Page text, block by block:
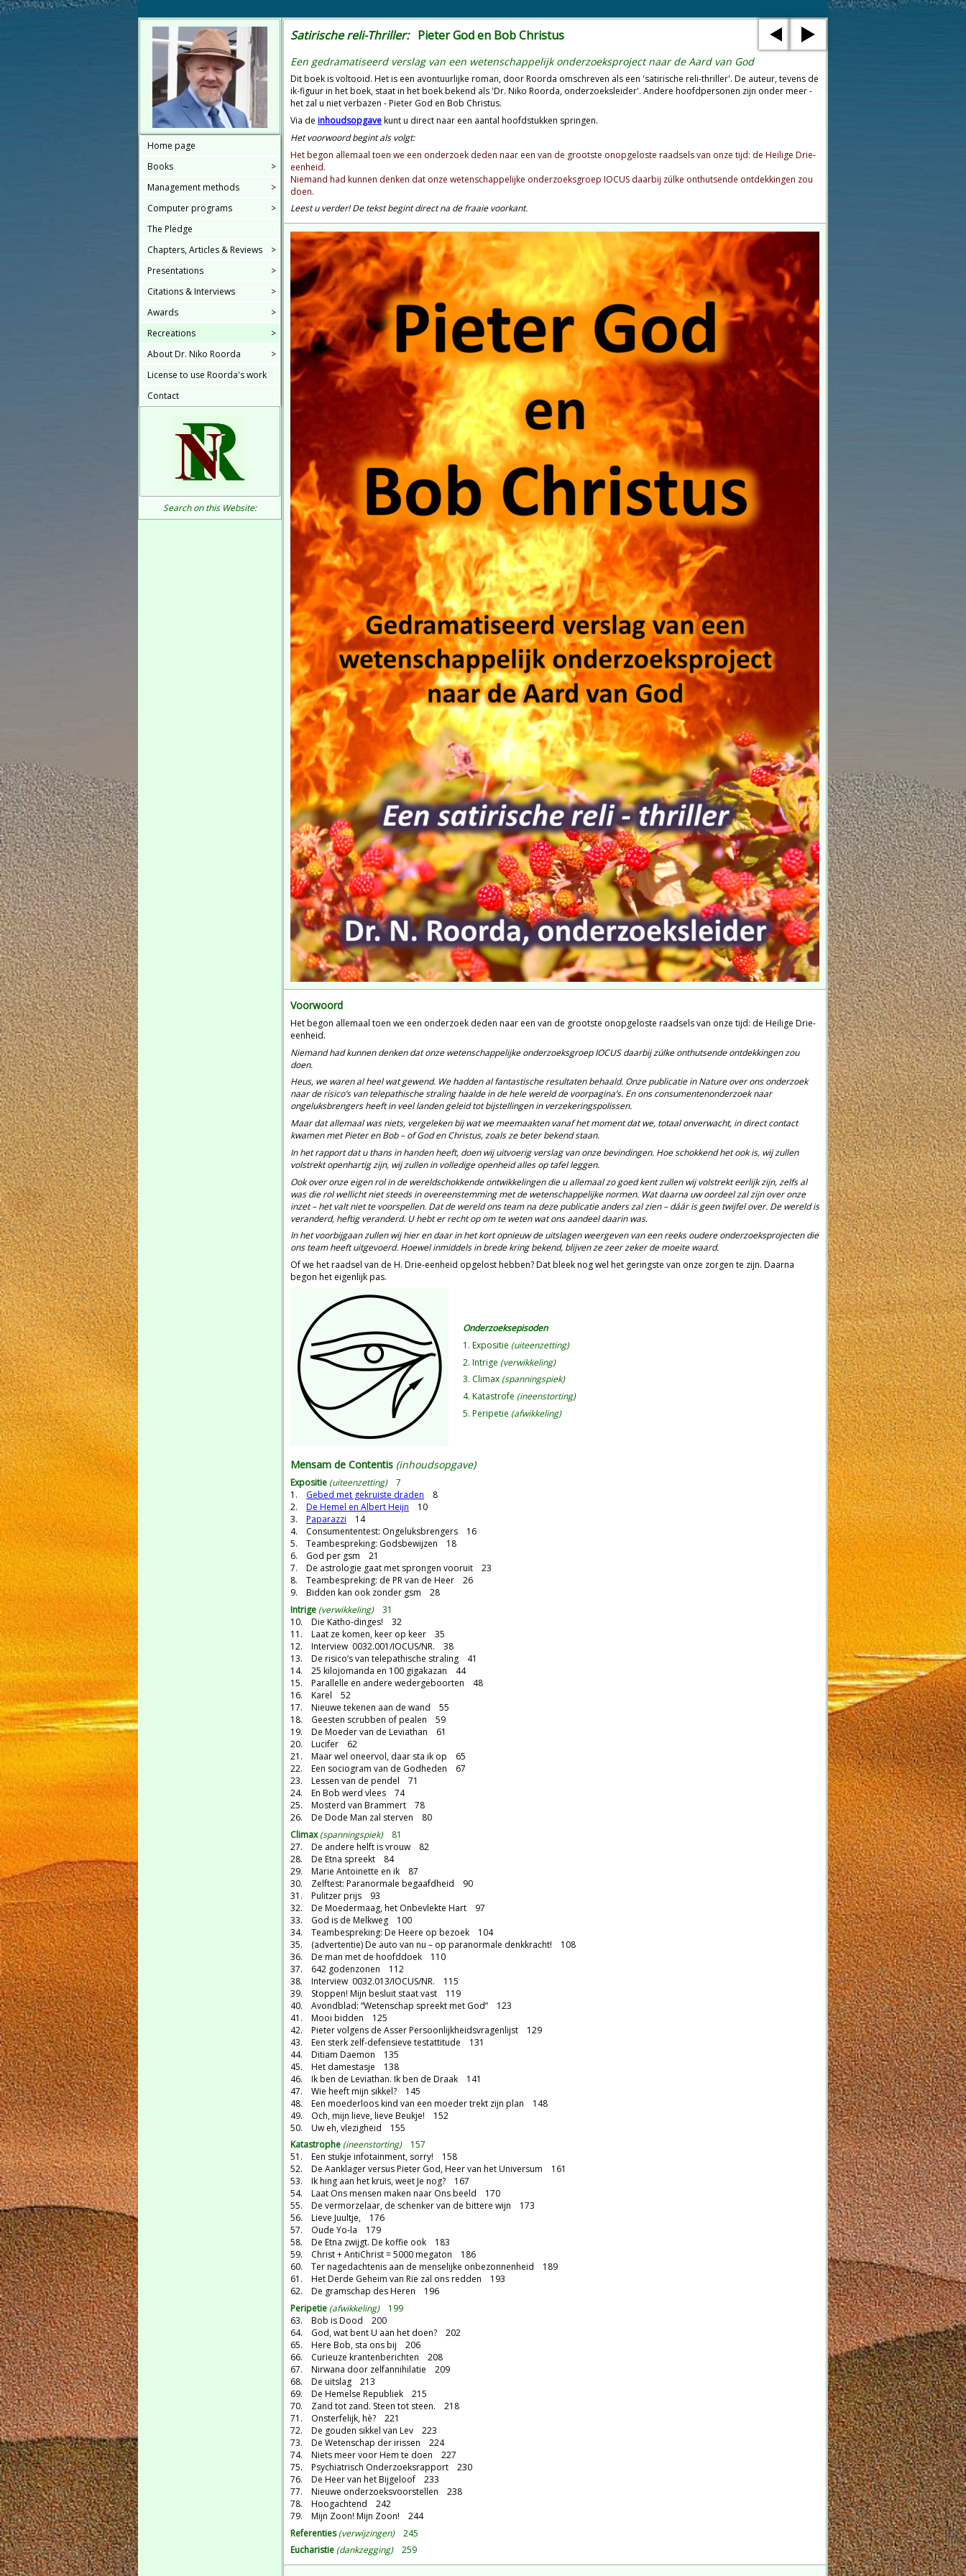
Home page
>
Books
>
Management methods
>
Computer programs
The Pledge
>
Chapters, Articles & Reviews
>
Presentations
>
Citations & Interviews
>
Awards
>
Recreations
>
About Dr. Niko Roorda
License to use Roorda's work
Contact
Search on this Website:
Satirische reli-Thriller:Pieter God en Bob Christus
Een gedramatiseerd verslag van een wetenschappelijk onderzoeksproject naar de Aard van God
Dit boek is voltooid. Het is een avontuurlijke roman, door Roorda omschreven als een 'satirische reli-thriller'. De auteur, tevens de
ik-figuur in het boek, staat in het boek bekend als 'Dr. Niko Roorda, onderzoeksleider'. Andere hoofdpersonen zijn onder meer -
het zal u niet verbazen - Pieter God en Bob Christus.
Via de inhoudsopgavekunt u direct naar een aantal hoofdstukken springen.
Het voorwoord begint als volgt:
Het begon allemaal toen we een onderzoek deden naar een van de grootste onopgeloste raadsels van onze tijd: de Heilige Drie-
eenheid.
Niemand had kunnen denken dat onze wetenschappelijke onderzoeksgroep IOCUS daarbij zúlke onthutsende ontdekkingen zou
doen.
Leest uverder! De tekst begint direct na de fraaie voorkant.
Voorwoord
Het begon allemaal toen we een onderzoek deden naar een van de grootste onopgeloste raadsels van onze tijd: de Heilige Drie-
eenheid.
Niemand had kunnen denken dat onze wetenschappelijke onderzoeksgroep IOCUS daarbij zúlke onthutsende ontdekkingen zou
doen.
Heus, we waren al heel wat gewend. We hadden al fantastische resultaten behaald. Onze publicatie in Nature over ons onderzoek
naar de risico’s van telepathische straling haalde in de hele wereld de voorpagina’s. En ons consumentenonderzoek naar
ongeluksbrengers heeft in veel landen geleid tot bijstellingen in verzekeringspolissen.
Maar dat allemaal was niets, vergeleken bij wat we meemaakten vanaf het moment dat we, totaal onverwacht, in direct contact
kwamen met Pieter en Bob – of God en Christus, zoals ze beter bekend staan.
In het rapport dat u thans in handen heeft, doen wij uitvoerig verslag van onze bevindingen. Hoe schokkend het ook is, wij zullen
volstrekt openhartig zijn, wij zullen in volledige openheid alles op tafel leggen.
Ook over onze eigen rol in de wereldschokkende ontwikkelingen die u allemaal zo goed kent zullen wij volstrekt eerlijk zijn, zelfs al
was die rol wellicht niet steeds in overeenstemming met de wetenschappelijke normen. Wat daarna uw oordeel zal zijn over onze
inzet – het valt niet te voorspellen. Dat de wereld ons team na deze publicatie anders zal zien – dáár is geen twijfel over. De wereld is
veranderd, heftig veranderd. U hebt er recht op om te weten wat ons aandeel daarin was.
In het voorbijgaan zullen wij hier en daar in het kort opnieuw de uitslagen weergeven van een reeks oudere onderzoeksprojecten die
ons team heeft uitgevoerd. Hoewel inmiddels in brede kring bekend, blijven ze zeer zeker de moeite waard.
Of we het raadsel van de H. Drie-eenheid opgelost hebben? Dat bleek nog wel het geringste van onze zorgen te zijn. Daarna
begon het eigenlijk pas.
Onderzoeksepisoden
1. Expositie (uiteenzetting)
2. Intrige (verwikkeling)
3. Climax (spanningspiek)
4. Katastrofe (ineenstorting)
5. Peripetie (afwikkeling)
Mensam de Contentis (inhoudsopgave)
Expositie (uiteenzetting) 7
1. Gebed met gekruiste draden 8
2. De Hemel en Albert Heijn 10
3. Paparazzi 14
4. Consumententest: Ongeluksbrengers 16
5. Teambespreking: Godsbewijzen 18
6. God per gsm 21
7. De astrologie gaat met sprongen vooruit 23
8. Teambespreking: de PR van de Heer 26
9. Bidden kan ook zonder gsm 28
Intrige (verwikkeling) 31
10. Die Katho-dinges! 32
11. Laat ze komen, keer op keer 35
12. Interview 0032.001/IOCUS/NR. 38
13. De risico’s van telepathische straling 41
14. 25 kilojomanda en 100 gigakazan 44
15. Parallelle en andere wedergeboorten 48
16. Karel 52
17. Nieuwe tekenen aan de wand 55
18. Geesten scrubben of pealen 59
19. De Moeder van de Leviathan 61
20. Lucifer 62
21. Maar wel oneervol, daar sta ik op 65
22. Een sociogram van de Godheden 67
23. Lessen van de pendel 71
24. En Bob werd vlees 74
25. Mosterd van Brammert 78
26. De Dode Man zal sterven 80
Climax(spanningspiek) 81
27. De andere helft is vrouw 82
28. De Etna spreekt 84
29. Marie Antoinette en ik 87
30. Zelftest: Paranormale begaafdheid 90
31. Pulitzer prijs 93
32. De Moedermaag, het Onbevlekte Hart 97
33. God is de Melkweg 100
34. Teambespreking: De Heere op bezoek 104
35. (advertentie) De auto van nu – op paranormale denkkracht! 108
36. De man met de hoofddoek 110
37. 642 godenzonen 112
38. Interview 0032.013/IOCUS/NR. 115
39. Stoppen! Mijn besluit staat vast 119
40. Avondblad: “Wetenschap spreekt met God” 123
41. Mooi bidden 125
42. Pieter volgens de Asser Persoonlijkheidsvragenlijst 129
43. Een sterk zelf-defensieve testattitude 131
44. Ditiam Daemon 135
45. Het damestasje 138
46. Ik ben de Leviathan. Ik ben de Draak 141
47. Wie heeft mijn sikkel? 145
48. Een moederloos kind van een moeder trekt zijn plan 148
49. Och, mijn lieve, lieve Beukje! 152
50. Uw eh, vlezigheid 155
Katastrophe (ineenstorting) 157
51. Een stukje infotainment, sorry! 158
52. De Aanklager versus Pieter God, Heer van het Universum 161
53. Ik hing aan het kruis, weet Je nog? 167
54. Laat Ons mensen maken naar Ons beeld 170
55. De vermorzelaar, de schenker van de bittere wijn 173
56. Lieve Juultje, 176
57. Oude Yo-la 179
58. De Etna zwijgt. De koffie ook 183
59. Christ + AntiChrist = 5000 megaton 186
60. Ter nagedachtenis aan de menselijke onbezonnenheid 189
61. Het Derde Geheim van Rie zal ons redden 193
62. De gramschap des Heren 196
Peripetie (afwikkeling) 199
63. Bob is Dood 200
64. God, wat bent U aan het doen? 202
65. Here Bob, sta ons bij 206
66. Curieuze krantenberichten 208
67. Nirwana door zelfannihilatie 209
68. De uitslag 213
69. De Hemelse Republiek 215
70. Zand tot zand. Steen tot steen. 218
71. Onsterfelijk, hè? 221
72. De gouden sikkel van Lev 223
73. De Wetenschap der irissen 224
74. Niets meer voor Hem te doen 227
75. Psychiatrisch Onderzoeksrapport 230
76. De Heer van het Bijgeloof 233
77. Nieuwe onderzoeksvoorstellen 238
78. Hoogachtend 242
79. Mijn Zoon! Mijn Zoon! 244
Referenties(verwijzingen) 245
Eucharistie (dankzegging) 259